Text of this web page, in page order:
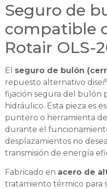
Seguro de
compatible
Rotair OLS-
El seguro de bulón
repuesto alternativo
fijación segura del bulón
hidráulico. Esta pieza es
puntero o herramienta
durante el
desplazamientos no
transmisión de energía
Fabricado en acero de
tratamiento térmico para